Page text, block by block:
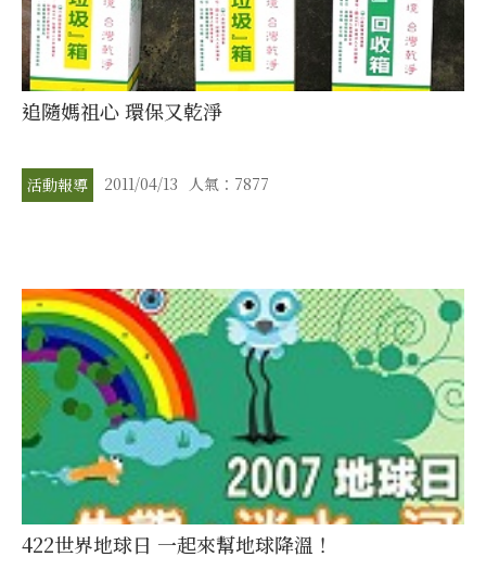
追隨媽祖心 環保又乾淨
活動報導 2011/04/13 人氣：7877
422世界地球日 一起來幫地球降溫！